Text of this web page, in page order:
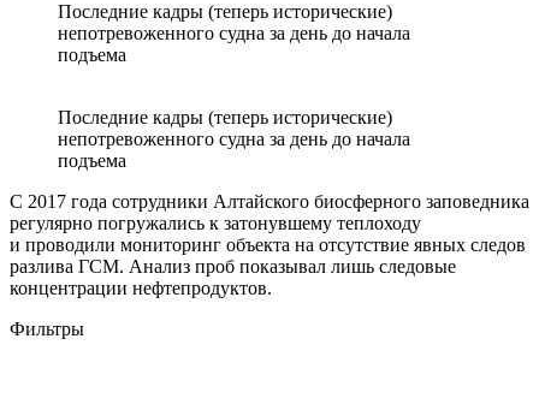
Последние кадры (теперь исторические)
непотревоженного судна за день до начала
подъема
Последние кадры (теперь исторические)
непотревоженного судна за день до начала
подъема
С 2017 года сотрудники Алтайского биосферного заповедника
регулярно погружались к затонувшему теплоходу
и проводили мониторинг объекта на отсутствие явных следов
разлива ГСМ. Анализ проб показывал лишь следовые
концентрации нефтепродуктов.
Фильтры